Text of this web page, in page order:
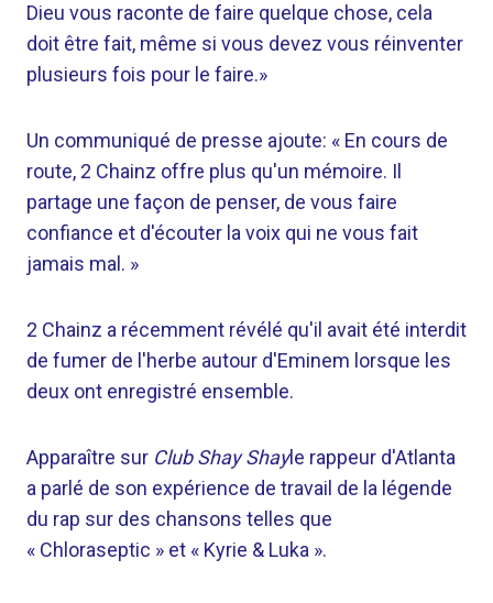
Dieu vous raconte de faire quelque chose, cela
doit être fait, même si vous devez vous réinventer
plusieurs fois pour le faire.»
Un communiqué de presse ajoute: « En cours de
route, 2 Chainz offre plus qu'un mémoire. Il
partage une façon de penser, de vous faire
confiance et d'écouter la voix qui ne vous fait
jamais mal. »
2 Chainz a récemment révélé qu'il avait été interdit
de fumer de l'herbe autour d'Eminem lorsque les
deux ont enregistré ensemble.
Apparaître sur Club Shay Shayle rappeur d'Atlanta
a parlé de son expérience de travail de la légende
du rap sur des chansons telles que
« Chloraseptic » et « Kyrie & Luka ».